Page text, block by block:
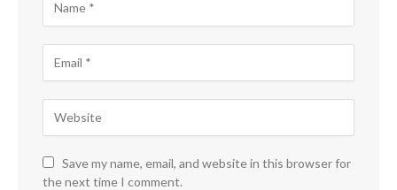
Save my name, email, and website in this browser for
the next time I comment.